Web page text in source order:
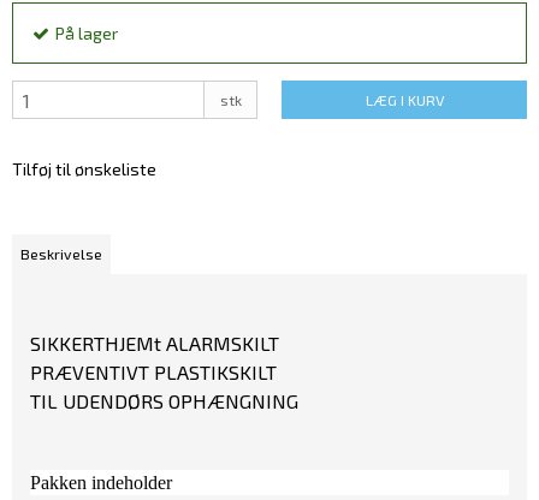
På lager
stk LÆG I KURV
Tilføj til ønskeliste
Beskrivelse
SIKKERTHJEMt ALARMSKILT
PRÆVENTIVT PLASTIKSKILT
TIL UDENDØRS OPHÆNGNING
Pakken indeholder